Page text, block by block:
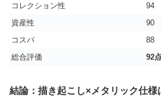
コレクション性
94
資産性
90
コスパ
88
総合評価
92
結論：描き起こし×メタリック仕様